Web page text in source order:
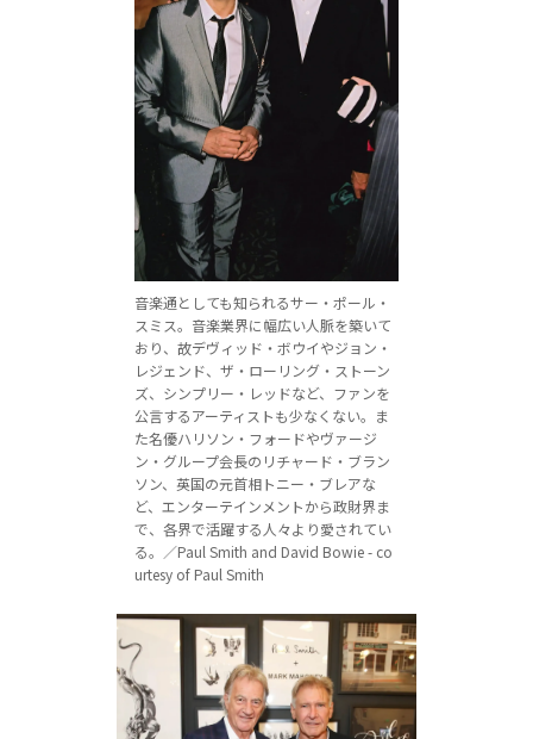
音楽通としても知られるサー・ポール・
スミス。音楽業界に幅広い人脈を築いて
おり、故デヴィッド・ボウイやジョン・
レジェンド、ザ・ローリング・ストーン
ズ、シンプリー・レッドなど、ファンを
公言するアーティストも少なくない。ま
た名優ハリソン・フォードやヴァージ
ン・グループ会長のリチャード・ブラン
ソン、英国の元首相トニー・ブレアな
ど、エンターテインメントから政財界ま
で、各界で活躍する人々より愛されてい
る。／Paul Smith and David Bowie - co
urtesy of Paul Smith